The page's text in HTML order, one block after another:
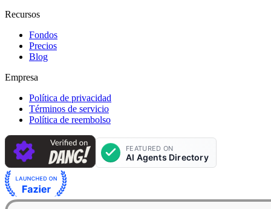
Recursos
Fondos
Precios
Blog
Empresa
Política de privacidad
Términos de servicio
Política de reembolso